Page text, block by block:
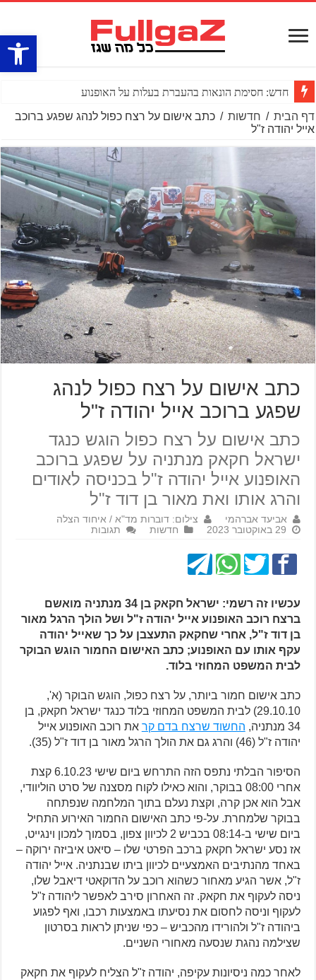
פתח
חדש: חסימת הונאות בהעברת בעלות על האופנוע
דף הבית / חדשות / כתב אישום על רצח כפול לנהג שפגע ברוכב
אייל יהודה ז"ל
כתב אישום על רצח כפול לנהג
שפגע ברוכב אייל יהודה ז"ל
כתב אישום על רצח כפול הוגש כנגד
ישראל חקאק מנתניה על שפגע ברוכב
האופנוע אייל יהודה ז"ל בכניסה לאודים
והרג אותו ואת מאור בן דוד ז"ל
אביעד אברהמי
צילום: דוברות מד"א / איחוד הצלה
29 באוקטובר 2023
חדשות תגובות
עכשיו זה רשמי: ישראל חקאק בן 34 מנתניה מואשם
ברצח רוכב האופנוע אייל יהודה ז"ל ושל הולך הרגל מאור
בן דוד ז"ל, אחרי שחקאק התעצבן על כך שאייל יהודה
עקף אותו עם האופנוע; כתב האישום החמור הוגש הבוקר
לבית המשפט המחוזי בלוד.
כתב אישום חמור ביותר, על רצח כפול, הוגש הבוקר (א',
29.10.10) לבית המשפט המחוזי בלוד כנגד ישראל חקאק, בן
34 מנתניה,
החשוד שרצח בדם קר את רוכב האופנוע אייל
יהודה ז"ל (46) והרג גם את הולך הרגל מאור בן דוד ז"ל (35).
הסיפור הבלתי נתפס הזה התרחש ביום שישי 6.10.23 קצת
אחרי 08:00 בבוקר, והוא כאילו לקוח מסצנה של סרט הוליוודי,
אבל הוא אכן קרה, וקצת נעלם בתוך המלחמה שנפתחה
בבוקר שלמחרת. על-פי כתב האישום החמור האירוע התחיל
ביום שישי ב-08:14 בכביש 2 לכיוון צפון, בסמוך למכון וינגייט,
אז נסע ישראל חקאק ברכב הפרטי שלו – סיאט איביזה ירוקה –
באחד מהנתיבים האמצעיים לכיוון ביתו שבנתניה. אייל יהודה
ז"ל, אשר הגיע מאחור כשהוא רוכב על הדוקאטי דיאבל שלו,
ניסה לעקוף את חקאק. זה האחרון סירב לאפשר ליהודה ז"ל
לעקוף וניסה לחסום את נסיעתו באמצעות רכבו, ואף לפגוע
ביהודה ז"ל ולהורידו מהכביש – כפי שניתן לראות בסרטון
שצילמה נהגת שנסעה מאחורי השניים.
לאחר כמה ניסיונות עקיפה, יהודה ז"ל הצליח לעקוף את חקאק